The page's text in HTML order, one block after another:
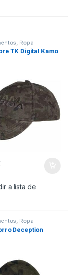
TK Digital Kamo